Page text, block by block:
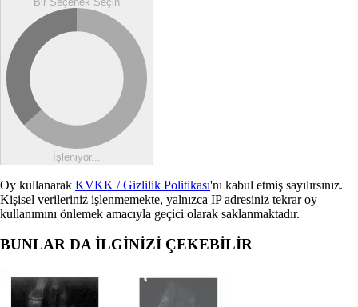
İşleniyor...
Oy kullanarak KVKK / Gizlilik Politikası'nı kabul etmiş sayılırsınız.
Kişisel verileriniz işlenmemekte, yalnızca IP adresiniz tekrar oy
kullanımını önlemek amacıyla geçici olarak saklanmaktadır.
BUNLAR DA İLGİNİZİ ÇEKEBİLİR